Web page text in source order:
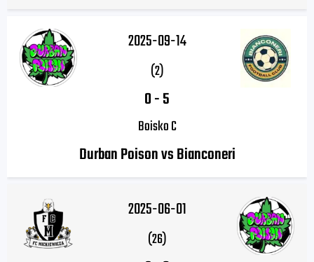
2025-09-14
(2)
0-5
Boisko C
Durban Poison vs Bianconeri
2025-06-01
(26)